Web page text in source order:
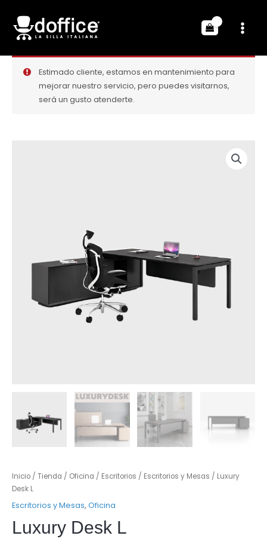
Estimado cliente, estamos en mantenimiento para
mejorar nuestro servicio, pero puedes visitarnos,
será un gusto atenderte.
Inicio / Tienda / Oficina / Escritorios / Escritorios y Mesas / Luxury
Desk L
Escritorios y Mesas, Oficina
Luxury Desk L